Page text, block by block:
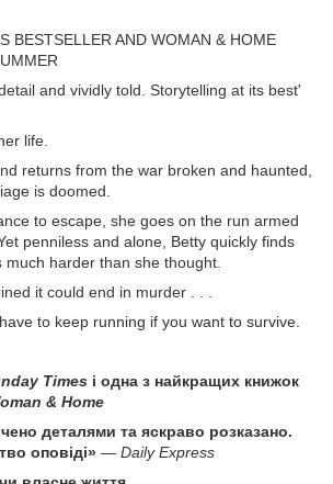
BESTSELLER AND WOMAN & HOME
and vividly told. Storytelling at its best'
life.
returns from the war broken and haunted,
is doomed.
to escape, she goes on the run armed
penniless and alone, Betty quickly finds
harder than she thought.
it could end in murder . . .
to keep running if you want to survive.
Times і одна з найкращих книжок
& Home
деталями та яскраво розказано.
оповіді» — Daily Express